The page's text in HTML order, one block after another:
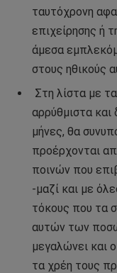
ταυτόχρονη
επιχείρησης ή
άμεσα
στους ηθικούς
Στη λίστα με
αρρύθμιστα
μήνες, θα
προέρχονται
ποινών που
-μαζί και με
τόκους που τα
αυτών των
μεγαλώνει και
τα χρέη τους